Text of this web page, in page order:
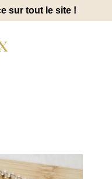
sur tout le site !